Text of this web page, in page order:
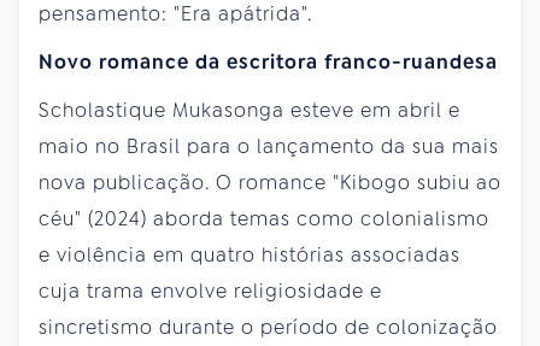
pensamento: "Era apátrida".
Novo romance da escritora franco-ruandesa
Scholastique Mukasonga esteve em abril e
maio no Brasil para o lançamento da sua mais
nova publicação. O romance "Kibogo subiu ao
céu" (2024) aborda temas como colonialismo
e violência em quatro histórias associadas
cuja trama envolve religiosidade e
sincretismo durante o período de colonização